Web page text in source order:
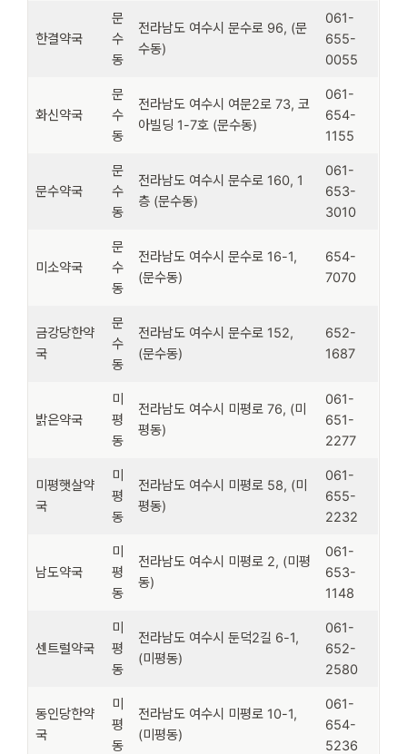
한결약국
문
수
동
전라남도 여수시 문수로 96, (문
수동)
061-
655-
0055
화신약국
문
수
동
전라남도 여수시 여문2로 73, 코
아빌딩 1-7호 (문수동)
061-
654-
1155
문수약국
문
수
동
전라남도 여수시 문수로 160, 1
층 (문수동)
061-
653-
3010
미소약국
문
수
동
전라남도 여수시 문수로 16-1,
(문수동)
654-
7070
금강당한약
국
문
수
동
전라남도 여수시 문수로 152,
(문수동)
652-
1687
밝은약국
미
평
동
전라남도 여수시 미평로 76, (미
평동)
061-
651-
2277
미평햇살약
국
미
평
동
전라남도 여수시 미평로 58, (미
평동)
061-
655-
2232
남도약국
미
평
동
전라남도 여수시 미평로 2, (미평
동)
061-
653-
1148
센트럴약국
미
평
동
전라남도 여수시 둔덕2길 6-1,
(미평동)
061-
652-
2580
동인당한약
국
미
평
동
전라남도 여수시 미평로 10-1,
(미평동)
061-
654-
5236